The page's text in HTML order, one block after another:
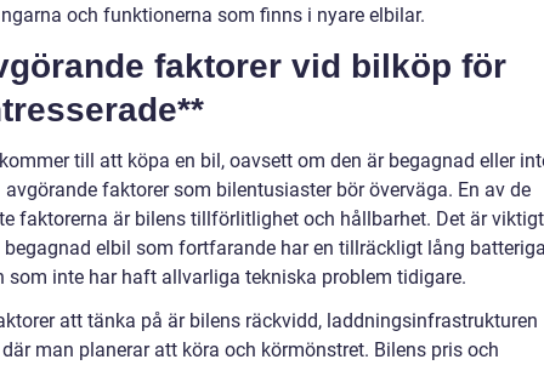
och funktionerna som finns i nyare elbilar.
faktorer vid bilköp för
till att köpa en bil, oavsett om den är begagnad eller
avgörande faktorer som bilentusiaster bör överväga. En av de
faktorerna är bilens tillförlitlighet och hållbarhet. Det är
begagnad elbil som fortfarande har en tillräckligt lång
som inte har haft allvarliga tekniska problem tidigare.
att tänka på är bilens räckvidd, laddningsinfrastrukturen
man planerar att köra och körmönstret. Bilens pris och